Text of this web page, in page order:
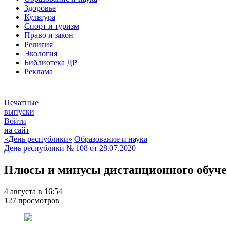
Здоровье
Культура
Спорт и туризм
Право и закон
Религия
Экология
Библиотека ДР
Реклама
Печатные
выпуски
Войти
на сайт
«День республики» Образование и наука
День республики № 108 от 28.07.2020
Плюсы и минусы дистанционного
4 августа в 16:54
127 просмотров